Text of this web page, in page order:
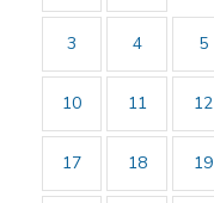
3 4 5
10 11 12
17 18 19